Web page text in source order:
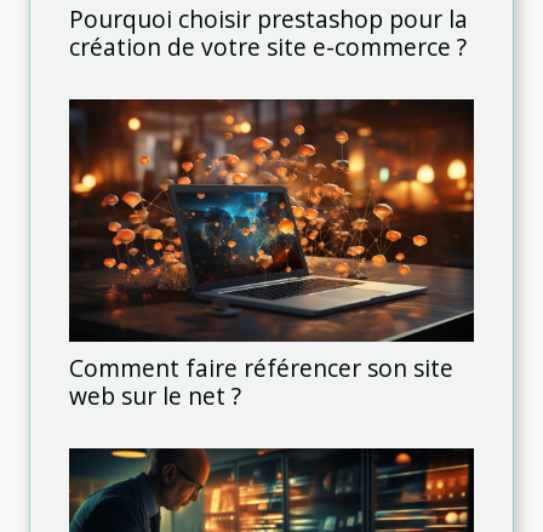
Pourquoi choisir prestashop pour la
création de votre site e-commerce ?
Comment faire référencer son site
web sur le net ?